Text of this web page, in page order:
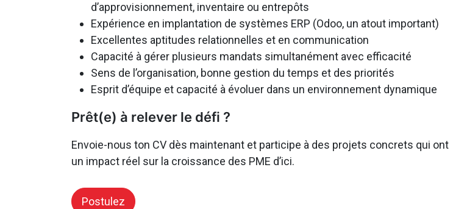
d’approvisionnement, inventaire ou entrepôts
Expérience en implantation de systèmes ERP (Odoo, un atout important)
Excellentes aptitudes relationnelles et en communication
Capacité à gérer plusieurs mandats simultanément avec efficacité
Sens de l’organisation, bonne gestion du temps et des priorités
Esprit d’équipe et capacité à évoluer dans un environnement dynamique
Prêt(e) à relever le défi ?
Envoie-nous ton CV dès maintenant et participe à des projets concrets qui ont
un impact réel sur la croissance des PME d’ici.
Postulez